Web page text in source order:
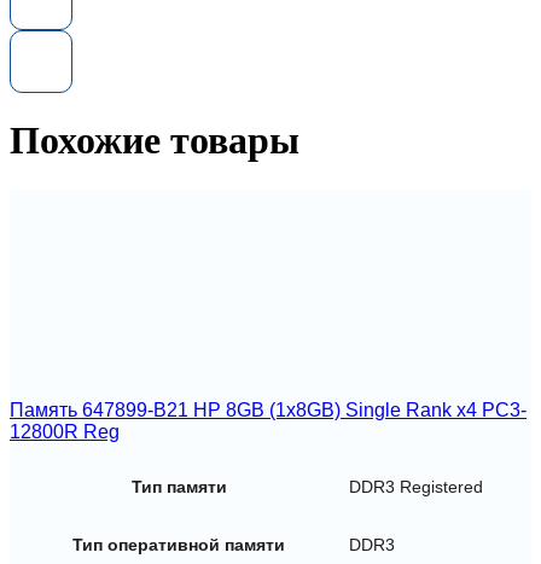
Kingston
DDR3L
1600MHz
REG
Похожие товары
Память 647899-B21 HP 8GB (1x8GB) Single Rank x4 PC3-
12800R Reg
Тип памяти DDR3 Registered
Тип оперативной памяти DDR3